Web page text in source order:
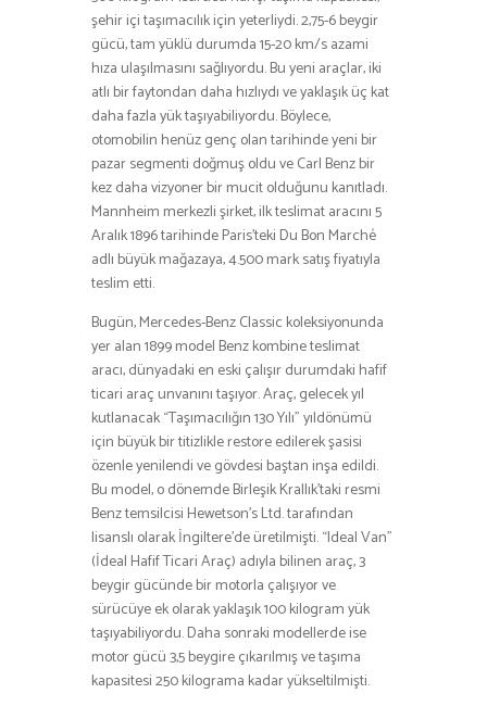
şehir içi taşımacılık için yeterliydi. 2,75-6 beygir
gücü, tam yüklü durumda 15-20 km/s azami
hıza ulaşılmasını sağlıyordu. Bu yeni araçlar, iki
atlı bir faytondan daha hızlıydı ve yaklaşık üç kat
daha fazla yük taşıyabiliyordu. Böylece,
otomobilin henüz genç olan tarihinde yeni bir
pazar segmenti doğmuş oldu ve Carl Benz bir
kez daha vizyoner bir mucit olduğunu kanıtladı.
Mannheim merkezli şirket, ilk teslimat aracını 5
Aralık 1896 tarihinde Paris’teki Du Bon Marché
adlı büyük mağazaya, 4.500 mark satış fiyatıyla
teslim etti.
Bugün, Mercedes-Benz Classic koleksiyonunda
yer alan 1899 model Benz kombine teslimat
aracı, dünyadaki en eski çalışır durumdaki hafif
ticari araç unvanını taşıyor. Araç, gelecek yıl
kutlanacak “Taşımacılığın 130 Yılı” yıldönümü
için büyük bir titizlikle restore edilerek şasisi
özenle yenilendi ve gövdesi baştan inşa edildi.
Bu model, o dönemde Birleşik Krallık’taki resmi
Benz temsilcisi Hewetson’s Ltd. tarafından
lisanslı olarak İngiltere’de üretilmişti. “Ideal Van”
(İdeal Hafif Ticari Araç) adıyla bilinen araç, 3
beygir gücünde bir motorla çalışıyor ve
sürücüye ek olarak yaklaşık 100 kilogram yük
taşıyabiliyordu. Daha sonraki modellerde ise
motor gücü 3,5 beygire çıkarılmış ve taşıma
kapasitesi 250 kilograma kadar yükseltilmişti.